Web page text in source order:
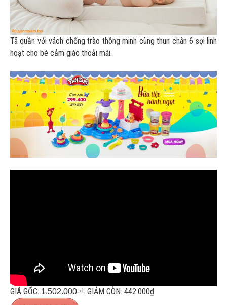
Tã quần với vách chống trào thông minh cùng thun chân 6 sợi linh
hoạt cho bé cảm giác thoải mái.
GIÁ GỐC: 1̵.̵5̵0̵2̵.̵0̵0̵0̵ ̵₫̵ GIẢM CÒN: 442.000₫